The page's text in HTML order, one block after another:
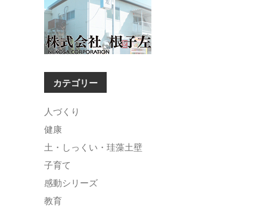
カテゴリー
人づくり
健康
土・しっくい・珪藻土壁
子育て
感動シリーズ
教育